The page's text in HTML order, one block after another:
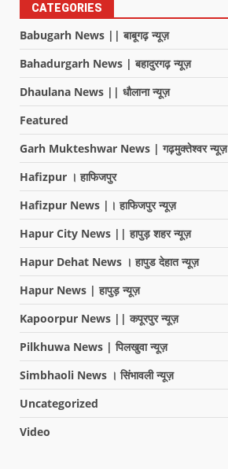
CATEGORIES
Babugarh News || बाबूगढ़ न्यूज़
Bahadurgarh News | बहादुरगढ़ न्यूज़
Dhaulana News || धौलाना न्यूज़
Featured
Garh Mukteshwar News | गढ़मुक्तेश्वर न्यूज़
Hafizpur । हाफिजपुर
Hafizpur News |। हाफिजपुर न्यूज़
Hapur City News || हापुड़ शहर न्यूज़
Hapur Dehat News । हापुड देहात न्यूज़
Hapur News | हापुड़ न्यूज़
Kapoorpur News || कपूरपुर न्यूज़
Pilkhuwa News | पिलखुवा न्यूज़
Simbhaoli News । सिंभावली न्यूज़
Uncategorized
Video